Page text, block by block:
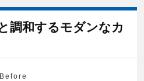
和するモダンなカ
Before